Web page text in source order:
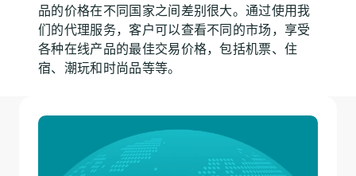
品的价格在不同国家之间差别很大。通过使用我
们的代理服务，客户可以查看不同的市场，享受
各种在线产品的最佳交易价格，包括机票、住
宿、潮玩和时尚品等等。